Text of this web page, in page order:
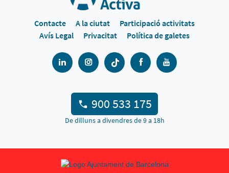
Contacte A la ciutat
Participació activitats
Avís Legal
Privacitat Política de galetes
900 533 175
De dilluns a divendres de 9 a 18h